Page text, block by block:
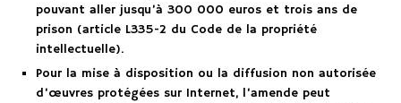
pouvant aller jusqu’à 300 000 euros et trois ans de
prison (article L335-2 du Code de la propriété
intellectuelle).
Pour la mise à disposition ou la diffusion non autorisée
d’œuvres protégées sur Internet, l’amende peut